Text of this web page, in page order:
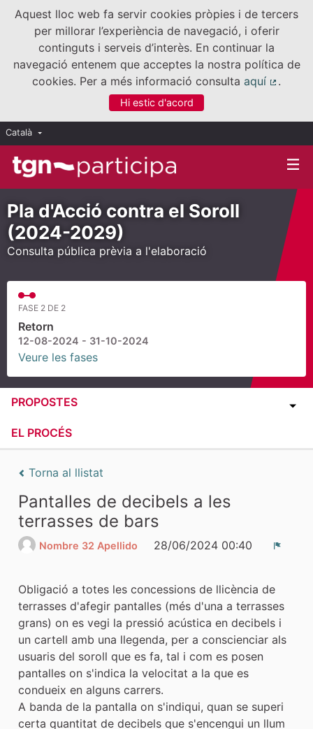
Aquest lloc web fa servir cookies pròpies i de tercers
per millorar l’experiència de navegació, i oferir
continguts i serveis d’interès. En continuar la
navegació entenem que acceptes la nostra política de
cookies. Per a més informació consulta aquí
.
Hi estic d'acord
Català Triar la llengua
Pla d'Acció contra el Soroll
(2024-2029)
Consulta pública prèvia a l'elaboració
FASE 2 DE 2
Retorn
12-08-2024 - 31-10-2024
Veure les fases
PROPOSTES
EL PROCÉS
Torna al llistat
Pantalles de decibels a les
terrasses de bars
Nombre 32 Apellido
28/06/2024 00:40
Obligació a totes les concessions de llicència de
terrasses d'afegir pantalles (més d'una a terrasses
grans) on es vegi la pressió acústica en decibels i
un cartell amb una llegenda, per a conscienciar als
usuaris del soroll que es fa, tal i com es posen
pantalles on s'indica la velocitat a la que es
condueix en alguns carrers.
A banda de la pantalla on s'indiqui, quan se superi
certa quantitat de decibels que s'encengui un llum